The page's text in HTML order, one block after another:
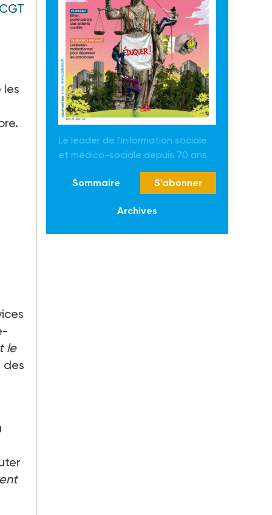
CGT
les
le
des
Le leader de l'information sociale
et médico-sociale depuis 70 ans
Sommaire S'abonner
Archives